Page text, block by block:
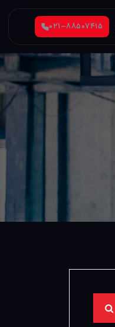
۰۲۱–۸۸۵۰۷۴۱۵